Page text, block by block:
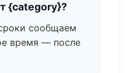
{category}?
сообщаем
время — после